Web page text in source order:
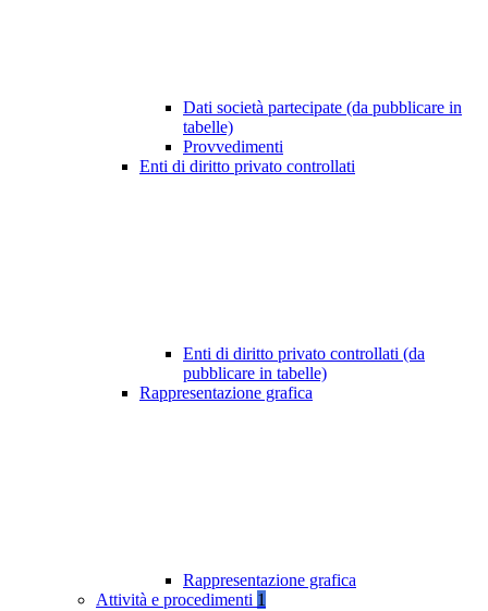
Dati società partecipate (da pubblicare in
tabelle)
Provvedimenti
Enti di diritto privato controllati
Enti di diritto privato controllati (da
pubblicare in tabelle)
Rappresentazione grafica
Rappresentazione grafica
Attività e procedimenti 1